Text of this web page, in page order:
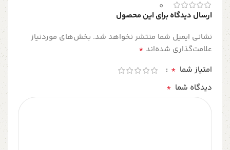
0
ارسال دیدگاه برای این محصول
نشانی ایمیل شما منتشر نخواهد شد. بخش‌های موردنیاز
علامت‌گذاری شده‌اند *
امتیاز شما *
دیدگاه شما *